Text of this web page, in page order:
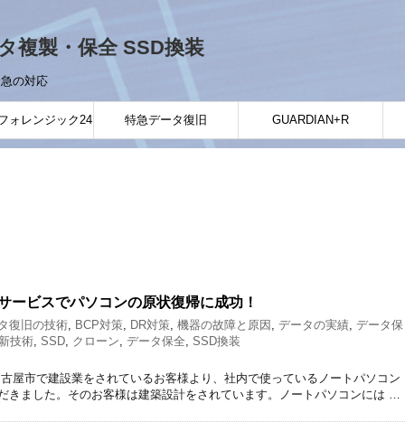
複製・保全 SSD換装
の対応
ォレンジック24 特急データ復旧 GUARDIAN+R
ービスでパソコンの原状復帰に成功！
復旧の技術, BCP対策, DR対策, 機器の故障と原因 , データの実績, データ保
技術, SSD, クローン, データ保全, SSD換装
屋市で建設業をされているお客様より、社内で使っているノートパソコン
きました。そのお客様は建築設計をされています。ノートパソコンには …